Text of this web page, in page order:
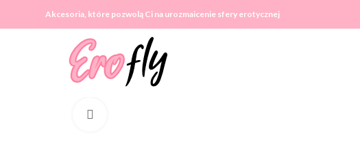
Akcesoria, które pozwolą Ci na urozmaicenie sfery erotycznej